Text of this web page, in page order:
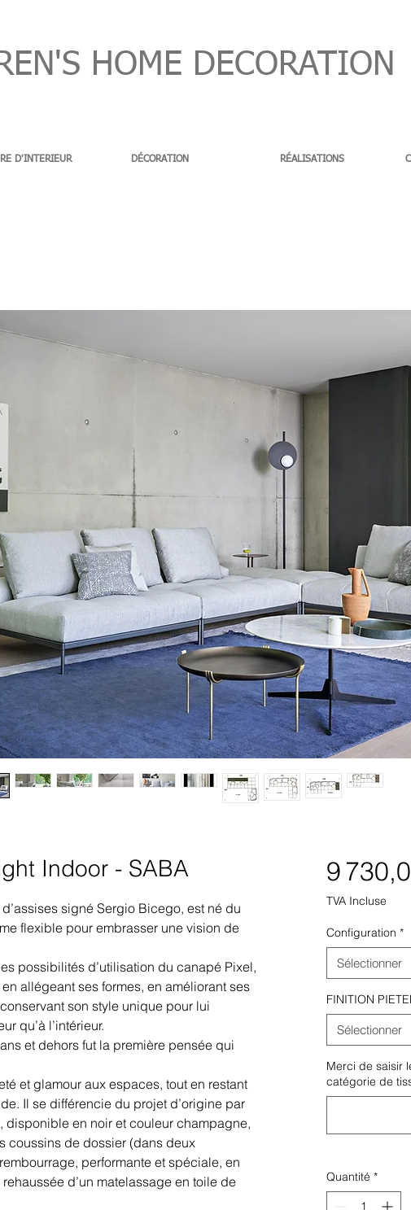
HOME DECORATION
D'INTERIEUR DÉCORATION RÉALISATIONS
Indoor - SABA
signé Sergio Bicego, est né du
flexible pour embrasser une vision de
possibilités d’utilisation du canapé Pixel,
allégeant ses formes, en améliorant ses
son style unique pour lui
qu’à l’intérieur.
et dehors fut la première pensée qui
et glamour aux espaces, tout en restant
Il se différencie du projet d’origine par
disponible en noir et couleur champagne,
coussins de dossier (dans deux
performante et spéciale, en
d’un matelassage en toile de
9
TVA Incluse
Configuration *
Sélectionner
FINITION
Sélectionner
Merci de saisir
catégorie de
Quantité *